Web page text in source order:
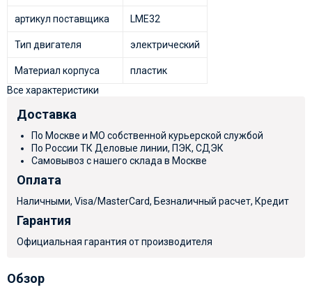
артикул поставщика LME32
Тип двигателя электрический
Материал корпуса
пластик
Все характеристики
Доставка
По Москве и МО собственной курьерской службой
По России ТК Деловые линии, ПЭК, СДЭК
Самовывоз с нашего склада в Москве
Оплата
Наличными, Visa/MasterCard, Безналичный расчет, Кредит
Гарантия
Официальная гарантия от производителя
Обзор